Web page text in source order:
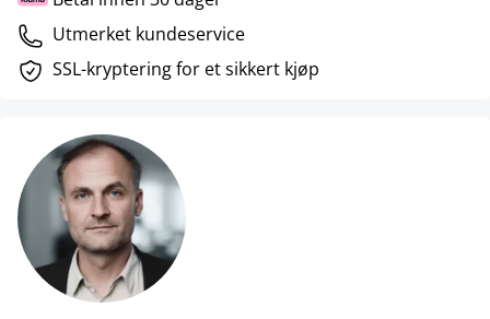
Utmerket kundeservice
SSL-kryptering for et sikkert kjøp